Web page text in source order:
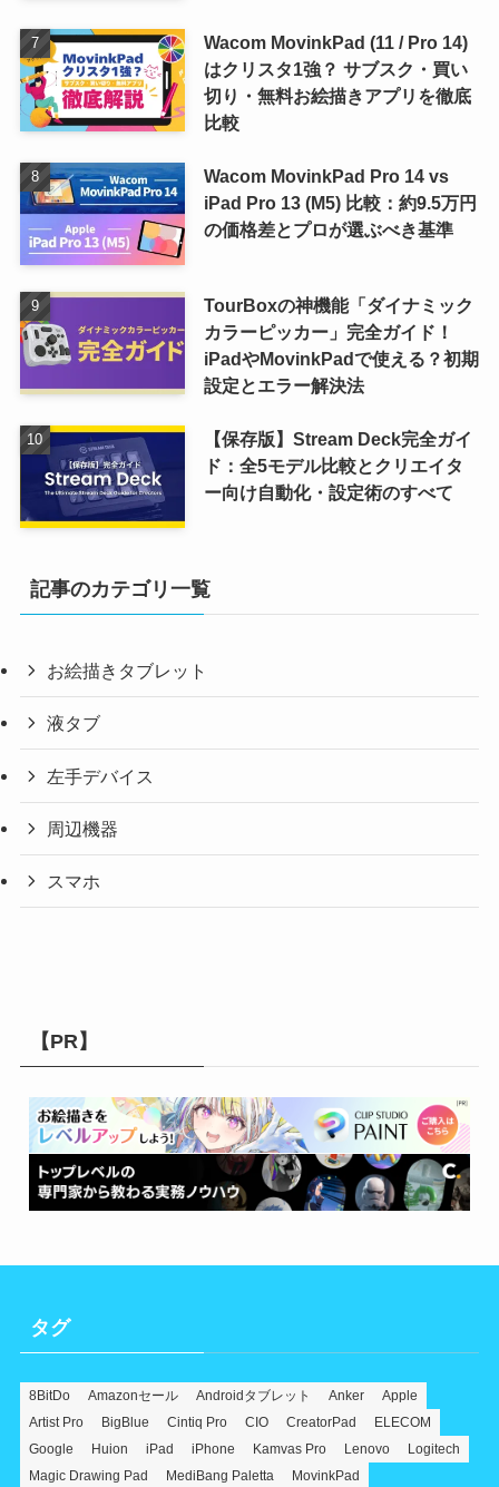
Wacom MovinkPad (11 / Pro 14)
はクリスタ1強？ サブスク・買い
切り・無料お絵描きアプリを徹底
比較
Wacom MovinkPad Pro 14 vs
iPad Pro 13 (M5) 比較：約9.5万円
の価格差とプロが選ぶべき基準
TourBoxの神機能「ダイナミック
カラーピッカー」完全ガイド！
iPadやMovinkPadで使える？初期
設定とエラー解決法
【保存版】Stream Deck完全ガイ
ド：全5モデル比較とクリエイタ
ー向け自動化・設定術のすべて
記事のカテゴリ一覧
お絵描きタブレット
液タブ
左手デバイス
周辺機器
スマホ
【PR】
タグ
8BitDo Amazonセール Androidタブレット Anker
Apple
Artist Pro
BigBlue Cintiq Pro CIO CreatorPad
ELECOM
Google
Huion iPad iPhone Kamvas Pro Lenovo
Logitech
Magic Drawing Pad
MediBang Paletta MovinkPad